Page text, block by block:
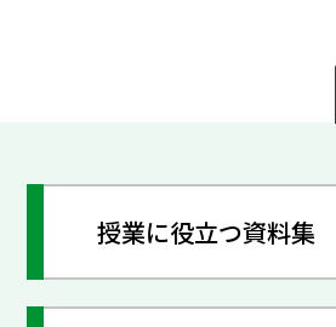
授業に役立つ資料集